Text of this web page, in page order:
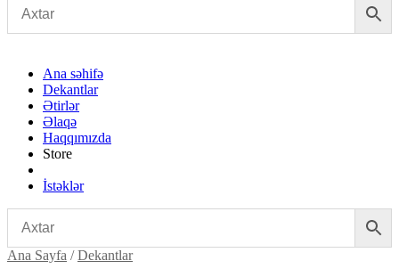
Ana səhifə
Dekantlar
Ətirlər
Əlaqə
Haqqımızda
Store
İstəklər
Ana Sayfa /Dekantlar